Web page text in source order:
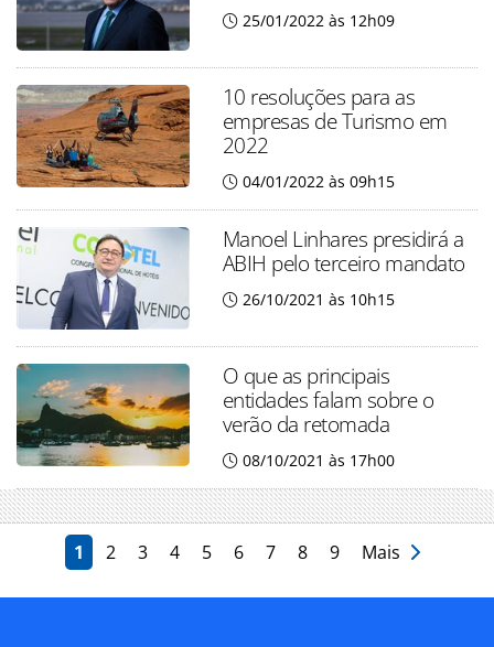
25/01/2022 às 12h09
10 resoluções para as
empresas de Turismo em
2022
04/01/2022 às 09h15
Manoel Linhares presidirá a
ABIH pelo terceiro mandato
26/10/2021 às 10h15
O que as principais
entidades falam sobre o
verão da retomada
08/10/2021 às 17h00
1 2 3 4 5 6 7 8 9 Mais